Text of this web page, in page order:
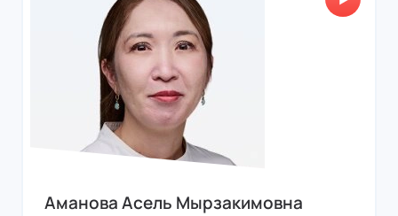
Изменить данные
Отправить
Аманова Асель Мырзакимовна